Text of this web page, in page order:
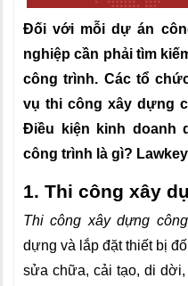
Đối với mỗi dự án
nghiệp cần phải tìm
công trình. Các tổ
vụ thi công xây dựng
Điều kiện kinh doanh
công trình là gì?
1. Thi công xây
Thi công xây dựng
dựng và lắp đặt thiết bị
sửa chữa, cải tạo, di